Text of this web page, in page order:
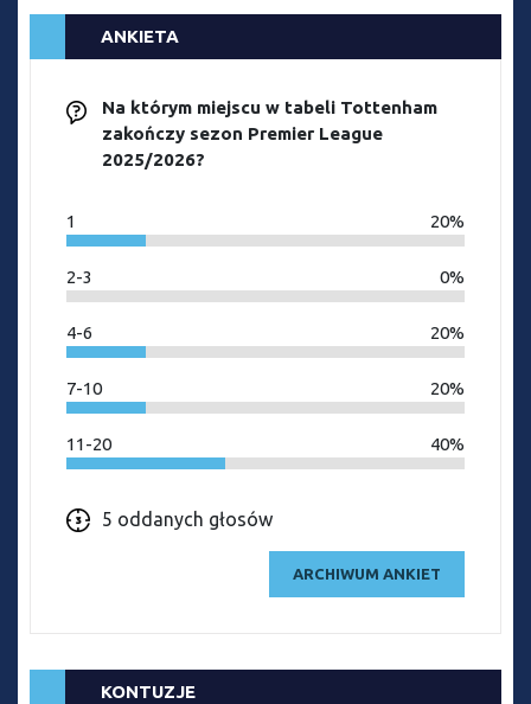
ANKIETA
Na którym miejscu w tabeli Tottenham
zakończy sezon Premier League
2025/2026?
1 20%
2-3 0%
4-6 20%
7-10 20%
11-20 40%
5 oddanych głosów
ARCHIWUM ANKIET
KONTUZJE